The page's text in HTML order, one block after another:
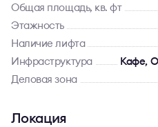
Общая площадь, кв. фт
Этажность
Наличие лифта
Инфраструктура
Кафе,
Деловая зона
Локация